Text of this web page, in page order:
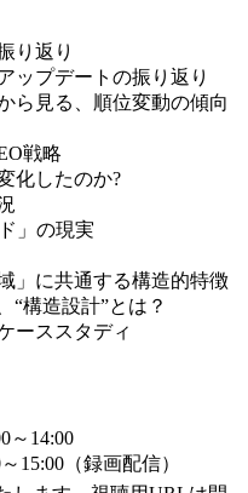
り返り
ップデートの振り返り
ら見る、順位変動の傾向
戦略
化したのか?
」の現実
」に共通する構造的特徴
構造設計”とは？
ーススタディ
～14:00
15:00（録画配信）